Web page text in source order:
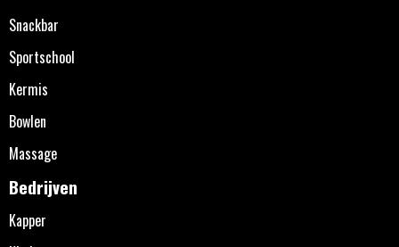
Snackbar
Sportschool
Kermis
Bowlen
Massage
Bedrijven
Kapper